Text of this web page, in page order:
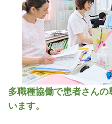
多職種協働で患者さん
います。